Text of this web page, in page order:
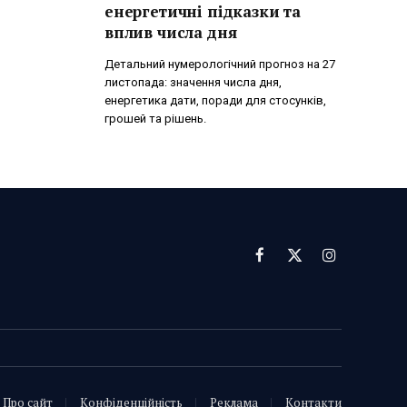
енергетичні підказки та
вплив числа дня
Детальний нумерологічний прогноз на 27
листопада: значення числа дня,
енергетика дати, поради для стосунків,
грошей та рішень.
Facebook
X
Instagram
Про сайт Конфіденційність Реклама Контакти